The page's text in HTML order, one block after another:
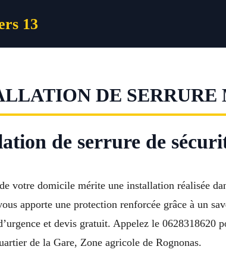
13
DE
de serrure de
votre domicile mérite une installation réalisée
apporte une protection renforcée grâce à un
et devis gratuit. Appelez le
de la Gare, Zone agricole de Rognonas.